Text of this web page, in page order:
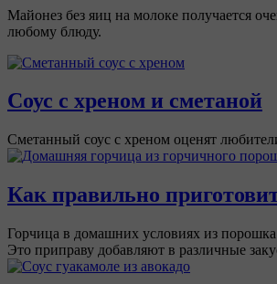
Майонез без яиц на молоке получается
любому блюду.
Соус с хреном и сметаной
Сметанный соус с хреном оценят
Как правильно
Горчица в домашних условиях из
Это приправу добавляют в различные